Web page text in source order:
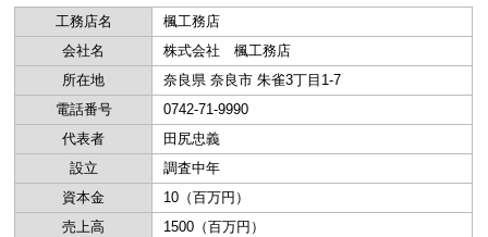
工務店名
楓工務店
会社名
株式会社 楓工務店
所在地
奈良県 奈良市 朱雀3丁目1-7
電話番号
0742-71-9990
代表者
田尻忠義
設立
調査中年
資本金
10（百万円）
売上高
1500（百万円）